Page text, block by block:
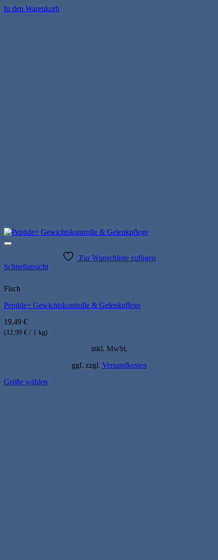
In den Warenkorb
Zur Wunschliste zufügen
Schnellansicht
Fisch
Peptide+ Gewichtskontrolle & Gelenkpflege
19,49 €
(12,99 € / 1 kg)
inkl. MwSt.
ggf. zzgl. Versandkosten
Größe wählen